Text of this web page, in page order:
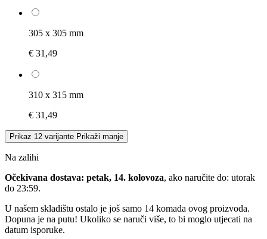
305 x 305 mm
€ 31,49
310 x 315 mm
€ 31,49
Prikaz 12 varijante Prikaži manje
Na zalihi
Očekivana dostava: petak, 14. kolovoza, ako naručite do: utorak
do 23:59.
U našem skladištu ostalo je još samo 14 komada ovog proizvoda.
Dopuna je na putu! Ukoliko se naruči više, to bi moglo utjecati na
datum isporuke.